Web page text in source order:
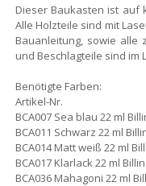
Dieser Baukasten ist auf
Alle Holzteile sind mit
Bauanleitung, sowie alle
und Beschlagteile sind
Benötigte Farben:
Artikel-Nr.
BCA007 Sea blau 22 ml
BCA011 Schwarz 22 ml
BCA014 Matt weiß 22 ml
BCA017 Klarlack 22 ml
BCA036 Mahagoni 22 ml